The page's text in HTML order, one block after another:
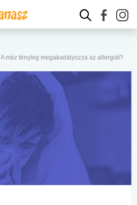
A méz tényleg megakadályozza az allergiát?